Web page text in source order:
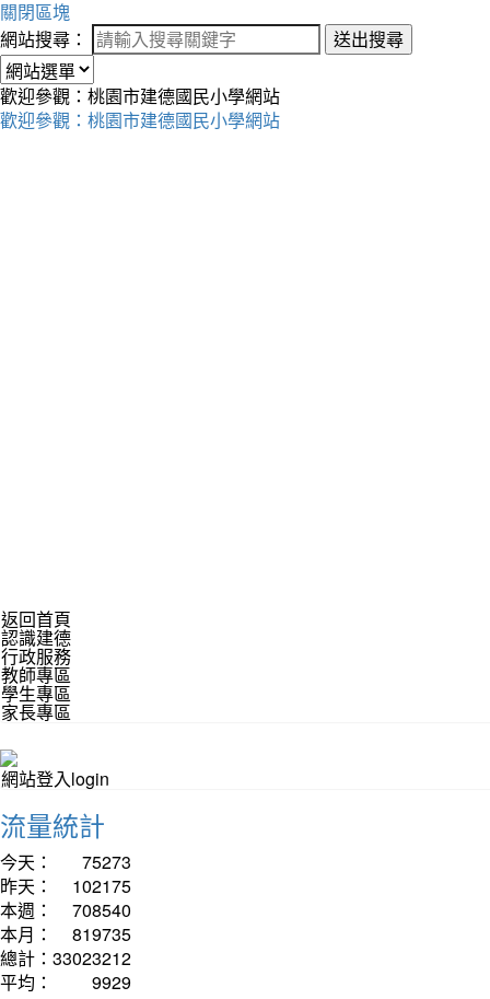
關閉區塊
網站搜尋：
送出搜尋
歡迎參觀：桃園市建德國民小學網站
歡迎參觀：桃園市建德國民小學網站
返回首頁
認識建德
行政服務
教師專區
學生專區
家長專區
網站登入login
流量統計
今天：
75273
昨天：
102175
本週：
708540
本月：
819735
總計： 33023212
平均：
9929